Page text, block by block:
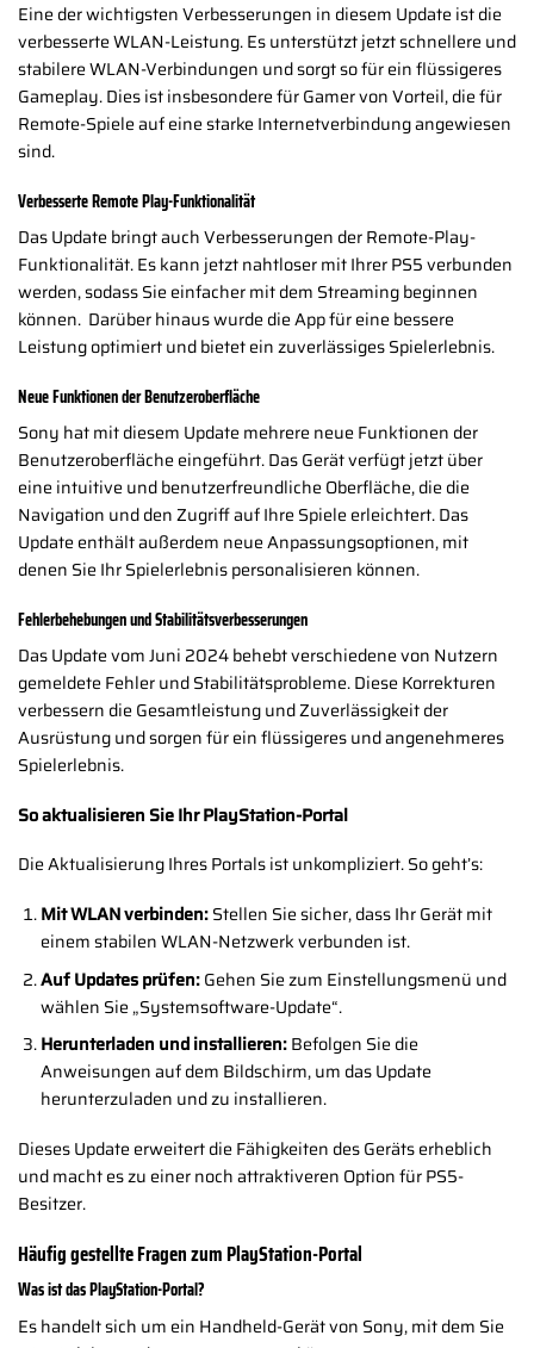
Eine der wichtigsten Verbesserungen in diesem Update ist die
verbesserte WLAN-Leistung. Es unterstützt jetzt schnellere und
stabilere WLAN-Verbindungen und sorgt so für ein flüssigeres
Gameplay. Dies ist insbesondere für Gamer von Vorteil, die für
Remote-Spiele auf eine starke Internetverbindung angewiesen
sind.
Verbesserte Remote Play-Funktionalität
Das Update bringt auch Verbesserungen der Remote-Play-
Funktionalität. Es kann jetzt nahtloser mit Ihrer PS5 verbunden
werden, sodass Sie einfacher mit dem Streaming beginnen
können. Darüber hinaus wurde die App für eine bessere
Leistung optimiert und bietet ein zuverlässiges Spielerlebnis.
Neue Funktionen der Benutzeroberfläche
Sony hat mit diesem Update mehrere neue Funktionen der
Benutzeroberfläche eingeführt. Das Gerät verfügt jetzt über
eine intuitive und benutzerfreundliche Oberfläche, die die
Navigation und den Zugriff auf Ihre Spiele erleichtert. Das
Update enthält außerdem neue Anpassungsoptionen, mit
denen Sie Ihr Spielerlebnis personalisieren können.
Fehlerbehebungen und Stabilitätsverbesserungen
Das Update vom Juni 2024 behebt verschiedene von Nutzern
gemeldete Fehler und Stabilitätsprobleme. Diese Korrekturen
verbessern die Gesamtleistung und Zuverlässigkeit der
Ausrüstung und sorgen für ein flüssigeres und angenehmeres
Spielerlebnis.
So aktualisieren Sie Ihr PlayStation-Portal
Die Aktualisierung Ihres Portals ist unkompliziert. So geht’s:
Mit WLAN verbinden:Stellen Sie sicher, dass Ihr Gerät mit
einem stabilen WLAN-Netzwerk verbunden ist.
Auf Updates prüfen:Gehen Sie zum Einstellungsmenü und
wählen Sie „Systemsoftware-Update“.
Herunterladen und installieren:Befolgen Sie die
Anweisungen auf dem Bildschirm, um das Update
herunterzuladen und zu installieren.
Dieses Update erweitert die Fähigkeiten des Geräts erheblich
und macht es zu einer noch attraktiveren Option für PS5-
Besitzer.
Häufig gestellte Fragen zum PlayStation-Portal
Was ist das PlayStation-Portal?
Es handelt sich um ein Handheld-Gerät von Sony, mit dem Sie